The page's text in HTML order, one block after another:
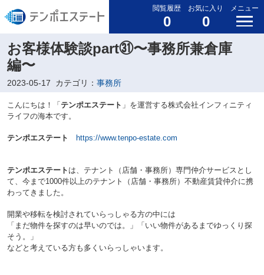
閲覧履歴
0
お気に入り
0
メニュー
お客様体験談part㉛〜事務所兼倉庫
編〜
2023-05-17 カテゴリ： 事務所
こんにちは！「 テンポエステート 」を運営する株式会社インフィニティ
ライフの海本です。
テンポエステート https://www.tenpo-estate.com
テンポエステート は、テナント（店舗・事務所）専門仲介サービスとし
て、今まで1000件以上のテナント（店舗・事務所）不動産賃貸仲介に携
わってきました。
開業や移転を検討されていらっしゃる方の中には
「まだ物件を探すのは早いのでは。」「いい物件があるまでゆっくり探
そう。」
などと考えている方も多くいらっしゃいます。